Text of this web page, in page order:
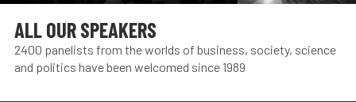
ALL OUR SPEAKERS
2400 panelists from the worlds of business, society, science
and politics have been welcomed since 1989